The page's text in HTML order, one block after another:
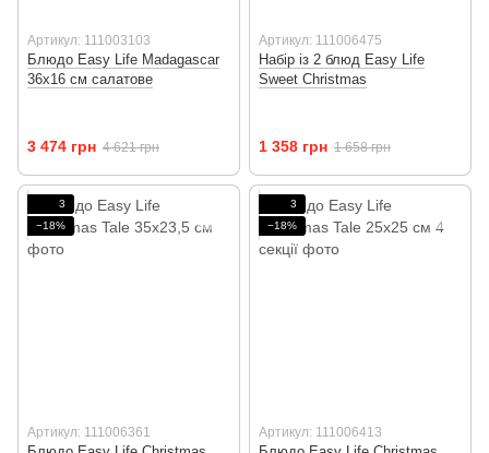
Артикул: 111003103
Блюдо Easy Life Madagascar
36х16 см салатове
3 474 грн 4 621 грн
Артикул: 111006475
Набір із 2 блюд Easy Life
Sweet Christmas
1 358 грн 1 658 грн
3
−18%
Артикул: 111006361
3
−18%
Артикул: 111006413